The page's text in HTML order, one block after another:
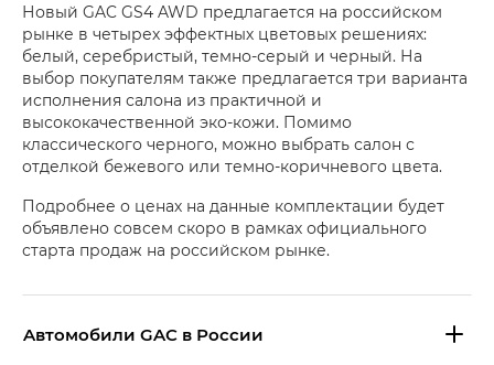
Новый GAC GS4 AWD предлагается на российском
рынке в четырех эффектных цветовых решениях:
белый, серебристый, темно-серый и черный. На
выбор покупателям также предлагается три варианта
исполнения салона из практичной и
высококачественной эко-кожи. Помимо
классического черного, можно выбрать салон с
отделкой бежевого или темно-коричневого цвета.
Подробнее о ценах на данные комплектации будет
объявлено совсем скоро в рамках официального
старта продаж на российском рынке.
Aвтомобили GAC в России